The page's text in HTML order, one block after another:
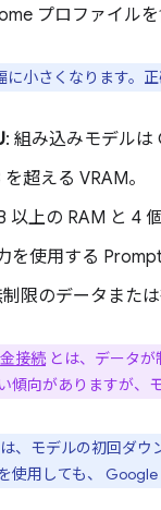
プロファイル
小さくなります。
: 組み込みモデルは
超える VRAM。
以上の RAM と 4
を使用する
制限のデータまた
接続とは、データが
傾向がありますが、
、モデルの初回ダ
使用しても、